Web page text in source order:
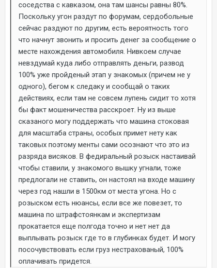
соседства с кавказом, она там шансы равны 80%.
Поскольку угон раздут по форумам, сердобольные
сейчас раздуют по другим, есть вероятность того
что начнут звонить и просить денег за сообщение о
месте нахождения автомобиля. Нивкоем случае
невздумай куда либо отправлять деньги, развод
100% уже пройденый этап у знакомых (причем не у
одного), бегом к следаку и сообщай о таких
действиях, если там не совсем лупень сидит то хотя
бы факт мошеничества расскроет. Ну из выше
сказаного могу поддержать что машина стоковая
для масштаба страны, особых примет нету как
таковых поэтому менты сами осознают что это из
разряда висяков. В федиральный розыск настаивай
чтобы ставили, у знакомого вышку угнали, тоже
предлогали не ставить, он настоял на входе машину
через год нашли в 1500км от места угона. Но с
розыском есть нюансы, если все же повезет, то
машина по штрафстоянкам и экспертизам
прокатается еще полгода точно и нет нет да
выплывать розыск где то в глубинках будет. И могу
посочувствовать если груз нестрахованый, 100%
оплачивать придется.